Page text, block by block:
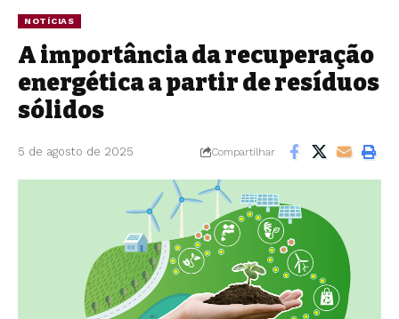
NOTÍCIAS
A importância da recuperação
energética a partir de resíduos
sólidos
5 de agosto de 2025 Compartilhar